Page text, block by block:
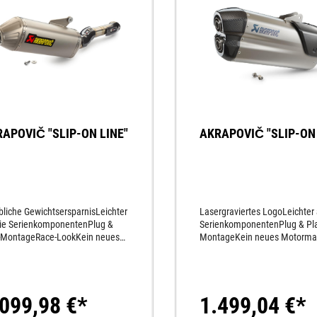
"SLIP-ON LINE"
GewichtsersparnisLeichter
SerienkomponentenPlug &
LookKein neues
Optik wie unsere vielfachen
Sieger Rally Motorräder
€*
AKRAPOVIČ "SLIP-
Lasergraviertes LogoLeichter
SerienkomponentenPlug &
MontageKein neues
1.499,04 €*